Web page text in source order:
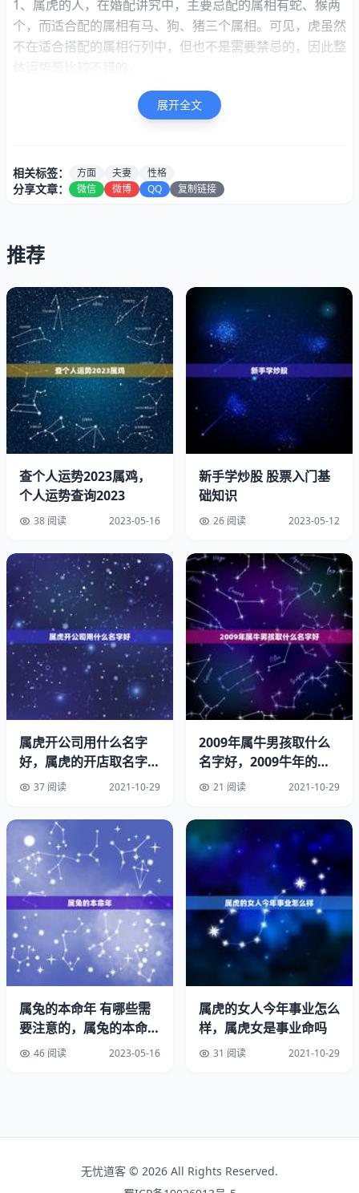
1、属虎的人，在婚配讲究中，主要忌配的属相有蛇、猴两
个，而适合配的属相有马、狗、猪三个属相。可见，虎虽然
不在适合搭配的属相行列中，但也不是需要禁忌的，因此整
体运势是比较不错的。
2、简单来说，夫妻两人都属虎的话，婚后可能没有大富大
贵的运势，但也能过得平平淡淡，拥有一份普通平常的幸
在很多方面的观点都是一样的。
假思索的就表达出来，有时候可能会伤害到另一半哦。
同为生肖属虎的男人和女人在一起，夫妻姻缘方面还是很不
错的，性格相合，彼此结合后也能成就一段不错的浪漫情
缘。因为彼此的个性相似，对于感情勇于表达，乐于奉献，
因此双方的感情充满了活力与。而彼此在生活态度和思想观
念上也能较高的一致性，在做事的时候更容易得到对方的理
喜欢自由的婚姻
在虎年出生的人喜欢自由，不喜欢被别的事物束缚，生性潇
洒活泼。在他们眼中，结婚后自己就会受到各种羁绊，受到
另一半的掌控，自己所有的精力也要被迫放在家庭中等，这
样属虎人就没有一点时间去做自己想做的事情了。正是由于
婚姻了自由，属虎的人认为婚姻是爱情的坟墓这句话一点也
没错。
爱情坚定不移
属相虎人对于爱情的态度是非常执着，坚定不移，一旦认定
道，有些孤僻，所以在结婚之后，婚姻生活可能并不是如想
展开全文
相关标签： 方面 夫妻 性格
分享文章： 微信 微博 QQ 复制链接
推荐
查个人运势2023属鸡，
个人运势查询2023
38 阅读 2023-05-16
新手学炒股 股票入门基
础知识
26 阅读 2023-05-12
属虎开公司用什么名字
好，属虎的开店取名字大
全 37 阅读 2021-10-29
2009年属牛男孩取什么
名字好，2009牛年的男
宝取什么名字
21 阅读 2021-10-29
属兔的本命年 有哪些需
要注意的，属兔的本命年
有哪些需要注意的
46 阅读 2023-05-16
属虎的女人今年事业怎么
样，属虎女是事业命吗
31 阅读 2021-10-29
无忧道客 © 2026 All Rights Reserved.